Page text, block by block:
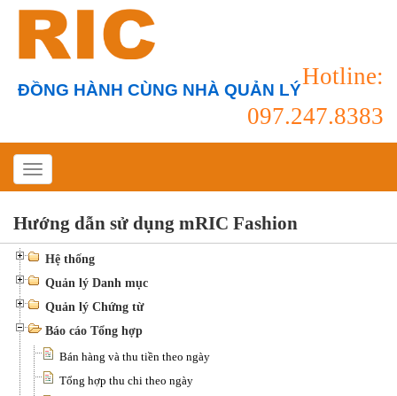
ĐỒNG HÀNH CÙNG NHÀ QUẢN LÝ
Hotline:
097.247.8383
Hướng dẫn sử dụng mRIC Fashion
Hệ thống
Quản lý Danh mục
Quản lý Chứng từ
Báo cáo Tổng hợp
Bán hàng và thu tiền theo ngày
Tổng hợp thu chi theo ngày